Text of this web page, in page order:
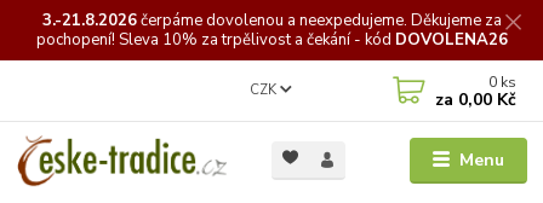
3.-21.8.2026čerpámedovolenou a neexpedujeme. Děkujeme za
pochopení! Sleva 10% za trpělivost a čekání - kód DOVOLENA26
Menu
CZK 0 ks
za 0,00 Kč